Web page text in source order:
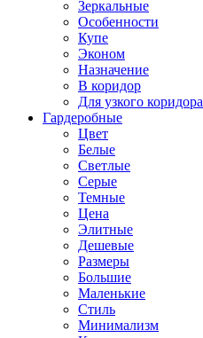
Зеркальные
Особенности
Купе
Эконом
Назначение
В коридор
Для узкого коридора
Гардеробные
Цвет
Белые
Светлые
Серые
Темные
Цена
Элитные
Дешевые
Размеры
Большие
Маленькие
Стиль
Минимализм